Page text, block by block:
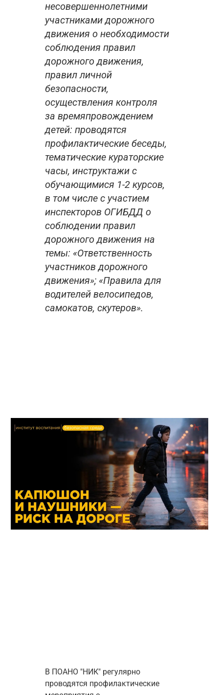
несовершеннолетними
участниками дорожного
движения о необходимости
соблюдения правил
дорожного движения,
правил личной
безопасности,
осуществления контроля
за времяпровождением
детей: проводятся
профилактические беседы,
тематические кураторские
часы, инструктажи с
обучающимися 1-2 курсов,
в том числе с участием
инспекторов ОГИБДД о
соблюдении правил
дорожного движения на
темы: «Ответственность
участников дорожного
движения»; «Правила для
водителей велосипедов,
самокатов, скутеров».
В ПОАНО "НИК" регулярно
проводятся профилактические